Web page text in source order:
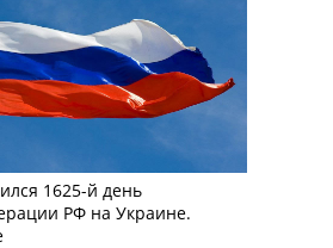
1625-й день
РФ на Украине.